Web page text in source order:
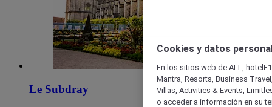
Le Subdray
Cookies y datos
En los sitios web de ALL,
Mantra, Resorts, Business
Villas, Activities & Events,
o acceder a información en su